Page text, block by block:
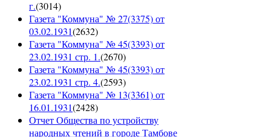
г.(3014)
Газета "Коммуна" № 27(3375) от
03.02.1931(2632)
Газета "Коммуна" № 45(3393) от
23.02.1931 стр. 1.(2670)
Газета "Коммуна" № 45(3393) от
23.02.1931 стр. 4.(2593)
Газета "Коммуна" № 13(3361) от
16.01.1931(2428)
Отчет Общества по устройству
народных чтений в городе Тамбове